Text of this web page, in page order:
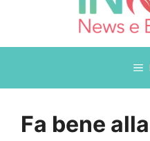
Fa bene